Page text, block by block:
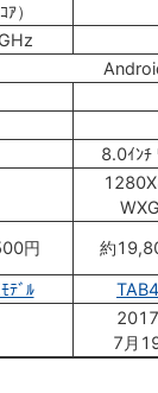
ｱ）
8.0ｲﾝﾁ
円 約
ﾃﾞﾙ
7月